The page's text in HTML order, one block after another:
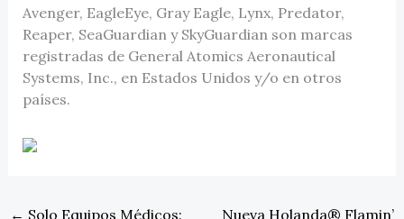
Avenger, EagleEye, Gray Eagle, Lynx, Predator,
Reaper, SeaGuardian y SkyGuardian son marcas
registradas de General Atomics Aeronautical
Systems, Inc., en Estados Unidos y/o en otros
países.
← Solo Equipos Médicos:
Nueva Holanda® Flamin’